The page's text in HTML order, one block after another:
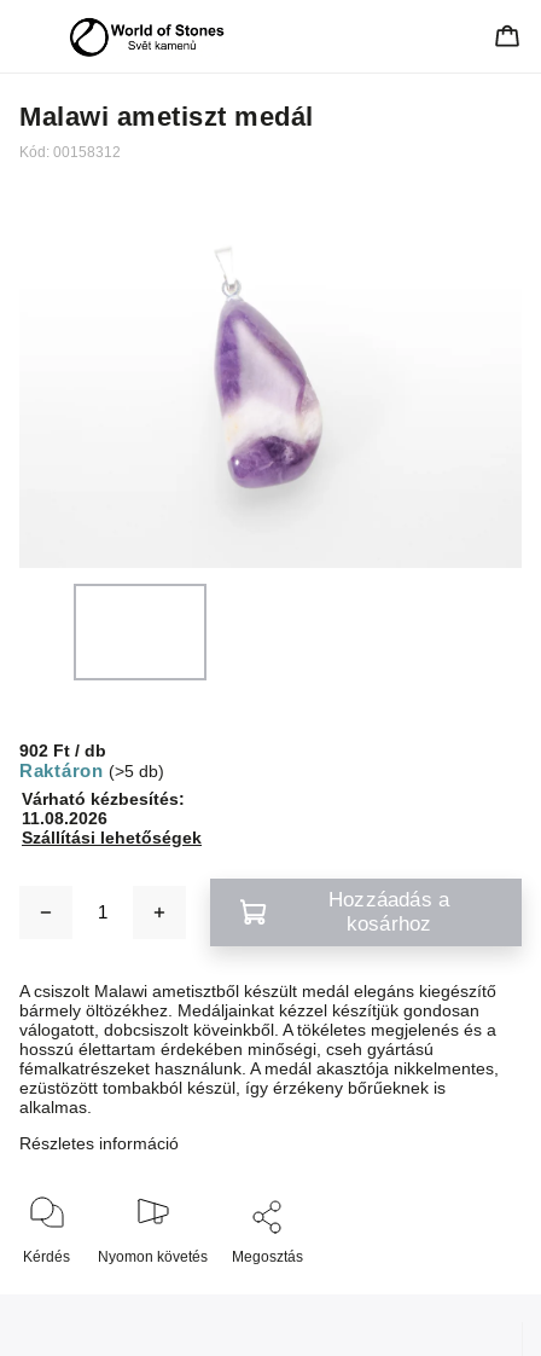
Malawi ametiszt medál
Kód: 00158312
902 Ft / db
Raktáron (>5 db)
Várható kézbesítés:
11.08.2026
Szállítási lehetőségek
Hozzáadás a
kosárhoz
A csiszolt Malawi ametisztből készült medál elegáns kiegészítő
bármely öltözékhez. Medáljainkat kézzel készítjük gondosan
válogatott, dobcsiszolt köveinkből. A tökéletes megjelenés és a
hosszú élettartam érdekében minőségi, cseh gyártású
fémalkatrészeket használunk. A medál akasztója nikkelmentes,
ezüstözött tombakból készül, így érzékeny bőrűeknek is
alkalmas.
Részletes információ
Kérdés Nyomon követés Megosztás